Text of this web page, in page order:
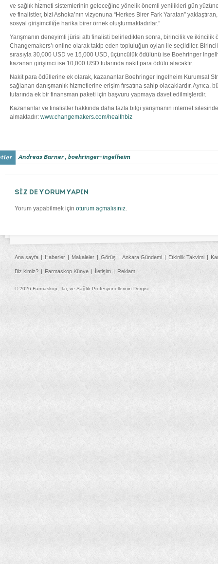
ve sağlık hizmeti sistemlerinin geleceğine yönelik önemli yenilikleri gün yüzüne
ve finalistler, bizi Ashoka’nın vizyonuna “Herkes Birer Fark Yaratan”
sosyal girişimciliğe harika birer örnek oluşturmaktadırlar.”
Yarışmanın deneyimli jürisi altı finalisti belirledikten sonra, birincilik ve ikincilik
Changemakers’ı online olarak takip eden topluluğun oyları ile seçildiler.
sırasıyla 30,000 USD ve 15,000 USD, üçüncülük ödülünü ise Boehringer
kazanan girişimci ise 10,000 USD tutarında nakit para ödülü alacaktır.
Nakit para ödüllerine ek olarak, kazananlar Boehringer Ingelheim Kurumsal
sağlanan danışmanlık hizmetlerine erişim fırsatına sahip olacaklardır. Ayrıca,
tutarında ek bir finansman paketi için başvuru yapmaya davet edilmişlerdir.
Kazananlar ve finalistler hakkında daha fazla bilgi yarışmanın internet
almaktadır: www.changemakers.com/healthbiz
Andreas Barner, boehringer-ingelheim
SİZ DE YORUM YAPIN
Yorum yapabilmek için oturum açmalısınız.
Ana sayfa Haberler Makaleler Görüş Ankara Gündemi Etkinlik Takvimi
Biz kimiz? Farmaskop Künye İletişim Reklam
© 2026 Farmaskop, İlaç ve Sağlık Profesyonellerinin Dergisi